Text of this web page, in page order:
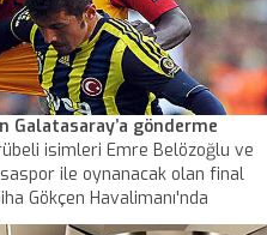
Galatasaray’a gönderme
isimleri Emre Belözoğlu ve
ile oynanacak olan final
Gökçen Havalimanı'nda